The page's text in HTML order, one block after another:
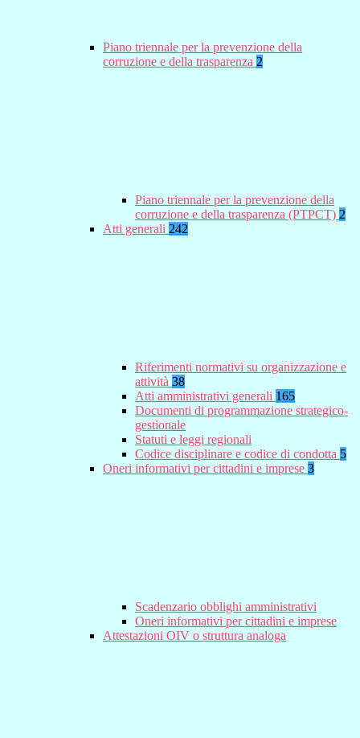
Piano triennale per la prevenzione della
corruzione e della trasparenza 2
Piano triennale per la prevenzione della
corruzione e della trasparenza (PTPCT) 2
Atti generali 242
Riferimenti normativi su organizzazione e
attività 38
Atti amministrativi generali 165
Documenti di programmazione strategico-
gestionale
Statuti e leggi regionali
Codice disciplinare e codice di condotta 5
Oneri informativi per cittadini e imprese 3
Scadenzario obblighi amministrativi
Oneri informativi per cittadini e imprese
Attestazioni OIV o struttura analoga